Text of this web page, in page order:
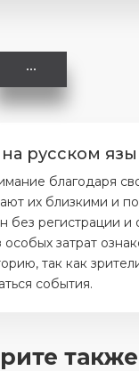
русском
благодаря
их близкими и
без регистрации
затрат
так как
события.